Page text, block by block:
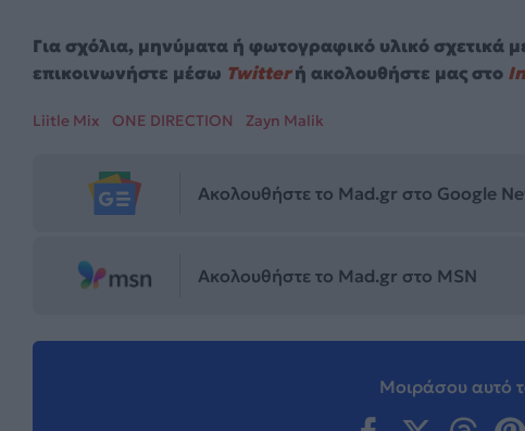
Για σχόλια, μηνύματα ή φωτογραφικό υλικό σχετικά
επικοινωνήστε μέσω Twitterή ακολουθήστε μας στο
Liitle Mix ONE DIRECTION Zayn Malik
Ακολουθήστε το Mad.gr στο Google
Ακολουθήστε το Mad.gr στο MSN
Μοιράσου αυτό